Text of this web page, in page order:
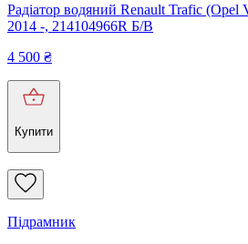
Радіатор водяний Renault Trafic
2014 -, 214104966R Б/В
4 500 ₴
Купити
Підрамник